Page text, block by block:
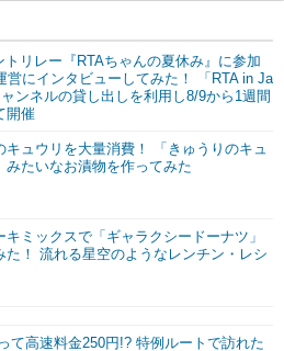
トリレー『RTAちゃんの夏休み』に参加
営にインタビューしてみた！ 「RTA in Ja
ンネルの貸し出しを利用し8/9から1週間
開催
キュウリを大量消費！ 「きゅうりのキュ
みたいなお漬物を作ってみた
キミックスで「ギャラクシードーナツ」
た！ 流れる星空のようなレンチン・レシ
て高速料金250円!? 特例ルートで訪れた